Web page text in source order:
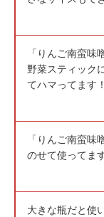
「りんご南蛮味
野菜スティック
てハマってます！
「りんご南蛮
のせて使ってま
大きな瓶だと使